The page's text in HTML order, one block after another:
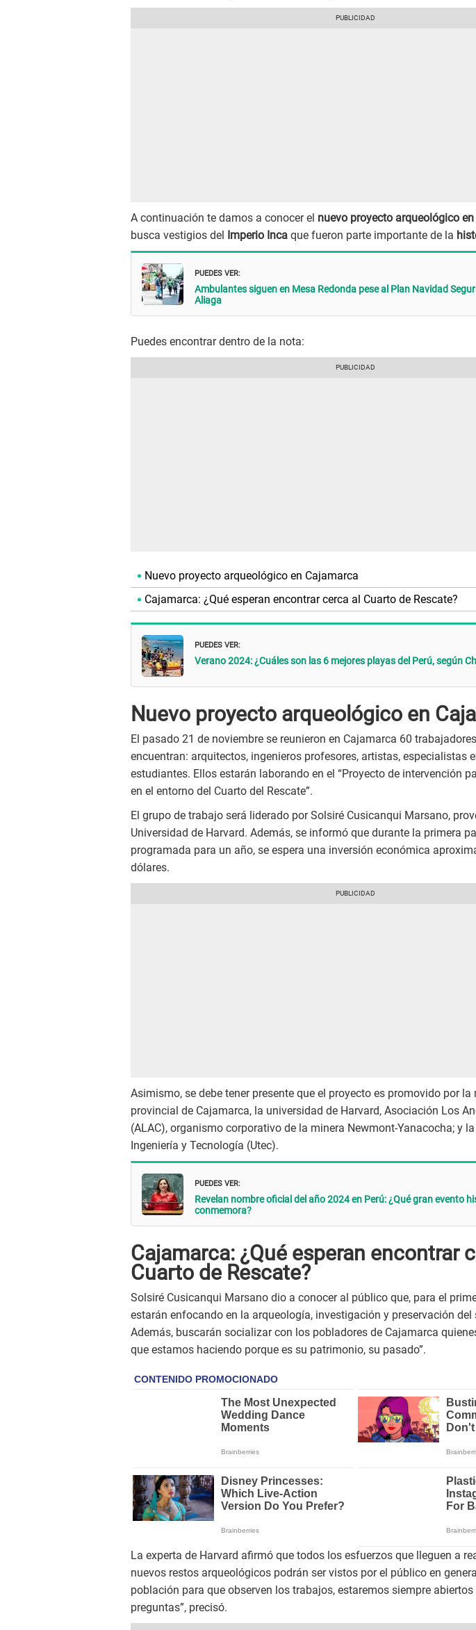
A continuación te damos a conocer el nuevo proyecto arqueológico
busca vestigios del
Imperio Inca que fueron parte importante de la
PUEDES VER:
Ambulantes siguen en Mesa Redonda pese al Plan Navidad
Aliaga
Puedes encontrar dentro de la nota:
Nuevo proyecto arqueológico en Cajamarca
Cajamarca: ¿Qué esperan encontrar cerca al Cuarto de Rescate?
PUEDES VER:
Verano 2024: ¿Cuáles son las 6 mejores playas del Perú, según
Nuevo proyecto arqueológico en
El pasado 21 de noviembre se reunieron en Cajamarca 60
encuentran: arquitectos, ingenieros profesores, artistas, especialistas
estudiantes. Ellos estarán laborando en el “Proyecto de intervención
en el entorno del Cuarto del Rescate”.
El grupo de trabajo será liderado por Solsiré Cusicanqui Marsano,
Universidad de Harvard. Además, se informó que durante la primera
programada para un año, se espera una inversión económica
dólares.
Asimismo, se debe tener presente que el proyecto es promovido por
provincial de Cajamarca, la universidad de Harvard, Asociación Los
(ALAC), organismo corporativo de la minera Newmont-Yanacocha; y
Ingeniería y Tecnología (Utec).
PUEDES VER:
Revelan nombre oficial del año 2024 en Perú: ¿Qué gran evento
conmemora?
Cajamarca: ¿Qué esperan encontrar
Cuarto de Rescate?
Solsiré Cusicanqui Marsano dio a conocer al público que, para el
estarán enfocando en la arqueología, investigación y preservación
Además, buscarán socializar con los pobladores de Cajamarca
que estamos haciendo porque es su patrimonio, su pasado”.
La experta de Harvard afirmó que todos los esfuerzos que lleguen a
nuevos restos arqueológicos podrán ser vistos por el público en
población para que observen los trabajos, estaremos siempre
preguntas”, precisó.